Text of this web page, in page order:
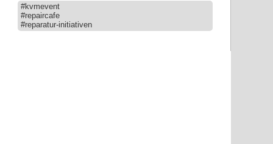
#kvmevent
#repaircafe
#reparatur-initiativen